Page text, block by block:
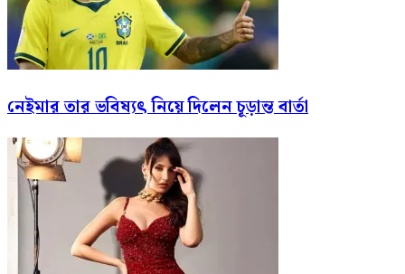
নেইমার তার ভবিষ্যৎ নিয়ে দিলেন চূড়ান্ত বার্তা